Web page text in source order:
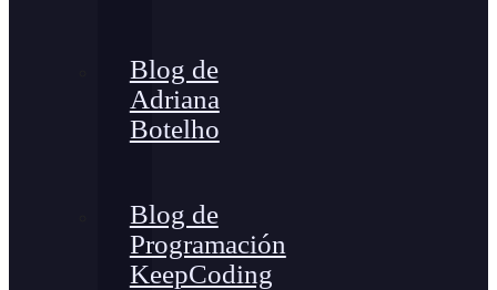
Blog de
Adriana
Botelho
Blog de
Programación
KeepCoding